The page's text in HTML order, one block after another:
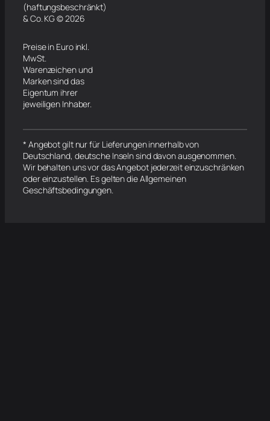
(haftungsbeschränkt)
& Co. KG © 2026
Preise in Euro inkl.
MwSt.
Warenzeichen und
Marken sind das
Eigentum ihrer
jeweiligen Inhaber.
* Angebot gilt nur für Lieferungen innerhalb von
Deutschland, deutsche Inseln sind davon ausgenommen.
Wir behalten uns vor das Angebot jederzeit einzuschränken
oder einzustellen. Es gelten die Allgemeinen
Geschäftsbedingungen.